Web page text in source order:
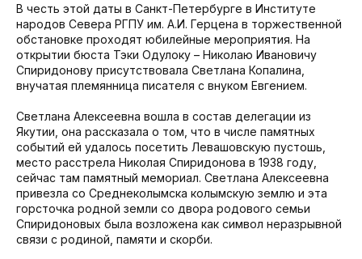
В честь этой даты в Санкт-Петербурге в Институте
народов Севера РГПУ им. А.И. Герцена в торжественной
обстановке проходят юбилейные мероприятия. На
открытии бюста Тэки Одулоку – Николаю Ивановичу
Спиридонову присутствовала Светлана Копалина,
внучатая племянница писателя с внуком Евгением.
Светлана Алексеевна вошла в состав делегации из
Якутии, она рассказала о том, что в числе памятных
событий ей удалось посетить Левашовскую пустошь,
место расстрела Николая Спиридонова в 1938 году,
сейчас там памятный мемориал. Светлана Алексеевна
привезла со Среднеколымска колымскую землю и эта
горсточка родной земли со двора родового семьи
Спиридоновых была возложена как символ неразрывной
связи с родиной, памяти и скорби.